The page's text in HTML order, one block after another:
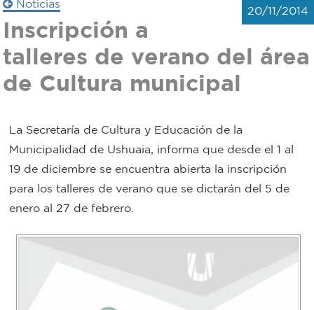
Autoridades
Defensa
civil
Zoonosis
Bromatología
Rentas
Municipal
Trámites
Transparencia
Correo
Personal
municipal
Noticias
20/11/2014
Inscripción a
talleres de verano del área
de Cultura municipal
La Secretaría de Cultura y Educación de la
Municipalidad de Ushuaia, informa que desde el 1 al
19 de diciembre se encuentra abierta la inscripción
para los talleres de verano que se dictarán del 5 de
enero al 27 de febrero.